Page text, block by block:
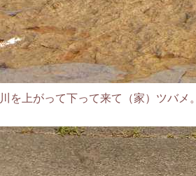
を上がって下って来て（家）ツバメ。